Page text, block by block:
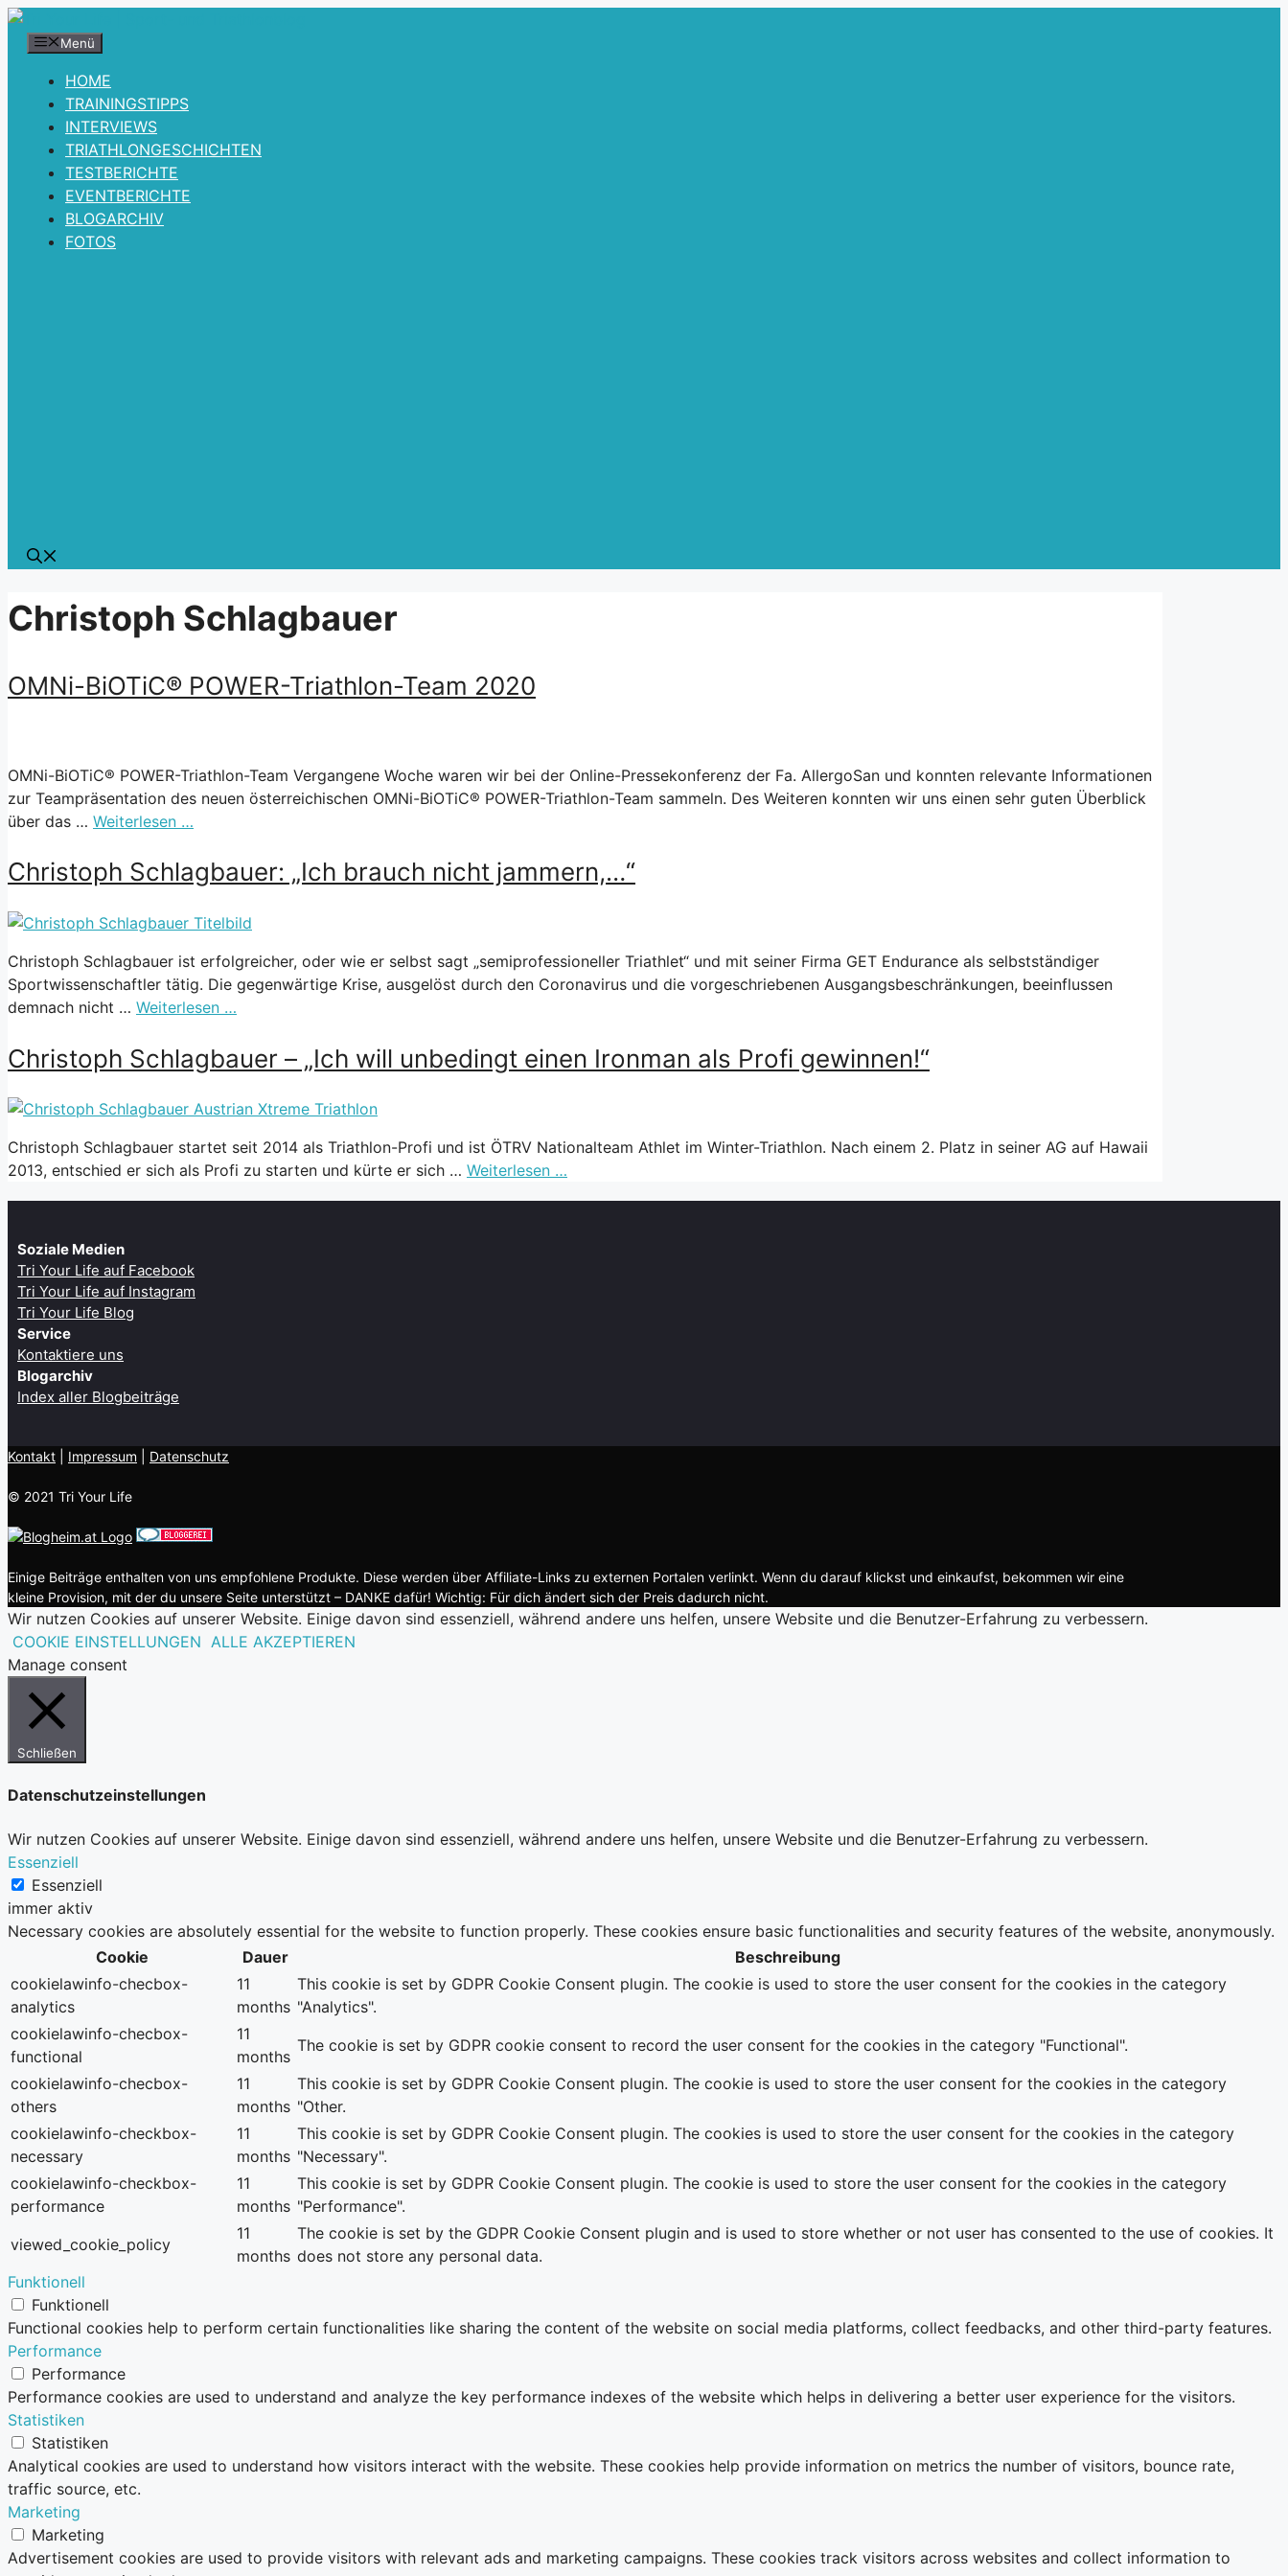
Zum
Inhalt
Menü
HOME
TRAININGSTIPPS
INTERVIEWS
TRIATHLONGESCHICHTEN
TESTBERICHTE
EVENTBERICHTE
BLOGARCHIV
FOTOS
Christoph Schlagbauer
OMNi-BiOTiC® POWER-Triathlon-Team 2020
OMNi-BiOTiC® POWER-Triathlon-Team Vergangene Woche waren wir bei der Online-Pressekonferenz der Fa. AllergoSan und konnten relevante Informationen
zur Teampräsentation des neuen österreichischen OMNi-BiOTiC® POWER-Triathlon-Team sammeln. Des Weiteren konnten wir uns einen sehr guten Überblick
über das … Weiterlesen …
Christoph Schlagbauer: „Ich brauch nicht jammern,…“
Christoph Schlagbauer ist erfolgreicher, oder wie er selbst sagt „semiprofessioneller Triathlet“ und mit seiner Firma GET Endurance als selbstständiger
Sportwissenschaftler tätig. Die gegenwärtige Krise, ausgelöst durch den Coronavirus und die vorgeschriebenen Ausgangsbeschränkungen, beeinflussen
demnach nicht … Weiterlesen …
Christoph Schlagbauer – „Ich will unbedingt einen Ironman als Profi gewinnen!“
Christoph Schlagbauer startet seit 2014 als Triathlon-Profi und ist ÖTRV Nationalteam Athlet im Winter-Triathlon. Nach einem 2. Platz in seiner AG auf Hawaii
2013, entschied er sich als Profi zu starten und kürte er sich … Weiterlesen …
Soziale Medien
Tri Your Life auf Facebook
Tri Your Life auf Instagram
Tri Your Life Blog
Service
Kontaktiere uns
Blogarchiv
Index aller Blogbeiträge
Kontakt Impressum Datenschutz
© 2021 Tri Your Life
Einige Beiträge enthalten von uns empfohlene Produkte. Diese werden über Affiliate-Links zu externen Portalen verlinkt. Wenn du darauf klickst und einkaufst, bekommen wir eine
kleine Provision, mit der du unsere Seite unterstützt – DANKE dafür! Wichtig: Für dich ändert sich der Preis dadurch nicht.
Wir nutzen Cookies auf unserer Website. Einige davon sind essenziell, während andere uns helfen, unsere Website und die Benutzer-Erfahrung zu verbessern.
COOKIE EINSTELLUNGEN ALLE AKZEPTIEREN
Manage consent
Schließen
Datenschutzeinstellungen
Wir nutzen Cookies auf unserer Website. Einige davon sind essenziell, während andere uns helfen, unsere Website und die Benutzer-Erfahrung zu verbessern.
Essenziell
Essenziell
immer aktiv
Necessary cookies are absolutely essential for the website to function properly. These cookies ensure basic functionalities and security features of the website, anonymously.
Cookie
Dauer
Beschreibung
cookielawinfo-checbox-
analytics
11
months
This cookie is set by GDPR Cookie Consent plugin. The cookie is used to store the user consent for the cookies in the category
"Analytics".
cookielawinfo-checbox-
functional
11
months
The cookie is set by GDPR cookie consent to record the user consent for the cookies in the category "Functional".
cookielawinfo-checbox-
others
11
months
This cookie is set by GDPR Cookie Consent plugin. The cookie is used to store the user consent for the cookies in the category
"Other.
cookielawinfo-checkbox-
necessary
11
months
This cookie is set by GDPR Cookie Consent plugin. The cookies is used to store the user consent for the cookies in the category
"Necessary".
cookielawinfo-checkbox-
performance
11
months
This cookie is set by GDPR Cookie Consent plugin. The cookie is used to store the user consent for the cookies in the category
"Performance".
viewed_cookie_policy
11
months
The cookie is set by the GDPR Cookie Consent plugin and is used to store whether or not user has consented to the use of cookies. It
does not store any personal data.
Funktionell
Funktionell
Functional cookies help to perform certain functionalities like sharing the content of the website on social media platforms, collect feedbacks, and other third-party features.
Performance
Performance
Performance cookies are used to understand and analyze the key performance indexes of the website which helps in delivering a better user experience for the visitors.
Statistiken
Statistiken
Analytical cookies are used to understand how visitors interact with the website. These cookies help provide information on metrics the number of visitors, bounce rate,
traffic source, etc.
Marketing
Marketing
Advertisement cookies are used to provide visitors with relevant ads and marketing campaigns. These cookies track visitors across websites and collect information to